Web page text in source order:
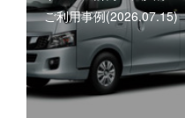
ご利用事例(2026.07.15)